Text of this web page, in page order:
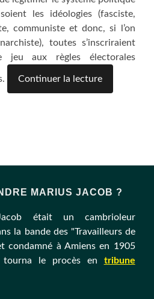
les idéologies (fasciste,
communiste et donc, si l’on
toutes s’inscriraient
jeu aux règles électorales
Continuer la lecture
MARIUS JACOB ?
était un cambrioleur
la bande des "Travailleurs de
condamné à Amiens en 1905
le procès en tribune